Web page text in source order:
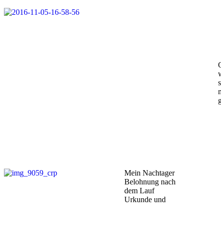
Mein Nachtager
Belohnung nach
dem Lauf
Urkunde und